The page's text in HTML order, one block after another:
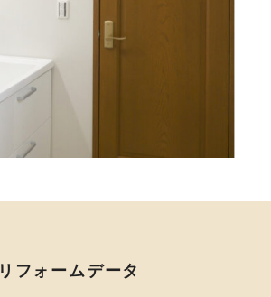
リフォームデータ